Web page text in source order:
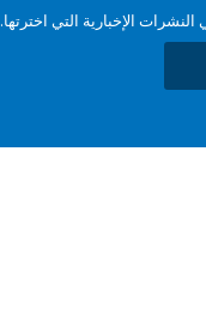
الإخبارية التي اخترتها.